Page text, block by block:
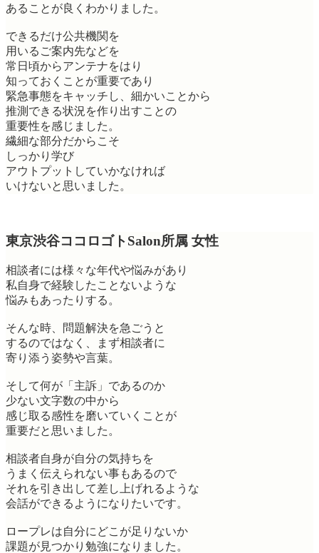
あることが良くわかりました。
できるだけ公共機関を
用いるご案内先などを
常日頃からアンテナをはり
知っておくことが重要であり
緊急事態をキャッチし、細かいことから
推測できる状況を作り出すことの
重要性を感じました。
繊細な部分だからこそ
しっかり学び
アウトプットしていかなければ
いけないと思いました。
東京渋谷ココロゴトSalon所属 女性
相談者には様々な年代や悩みがあり
私自身で経験したことないような
悩みもあったりする。
そんな時、問題解決を急ごうと
するのではなく、まず相談者に
寄り添う姿勢や言葉。
そして何が「主訴」であるのか
少ない文字数の中から
感じ取る感性を磨いていくことが
重要だと思いました。
相談者自身が自分の気持ちを
うまく伝えられない事もあるので
それを引き出して差し上げれるような
会話ができるようになりたいです。
ロープレは自分にどこが足りないか
課題が見つかり勉強になりました。